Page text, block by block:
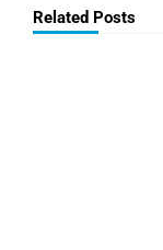
Related Posts